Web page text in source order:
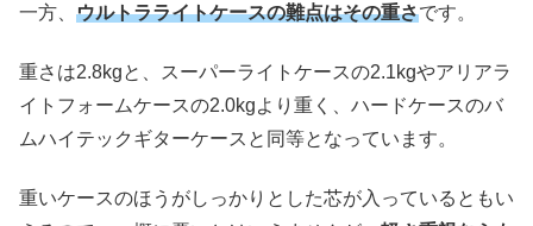
一方、 ウルトラライトケースの難点はその重さです。
重さは2.8kgと、スーパーライトケースの2.1kgやアリアラ
イトフォームケースの2.0kgより重く、ハードケースのバ
ムハイテックギターケースと同等となっています。
重いケースのほうがしっかりとした芯が入っているともい